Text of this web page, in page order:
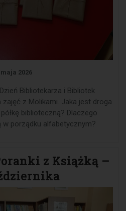
maja 2026
Bibliotekarza i Bibliotek
zajęć z Molikami. Jaka jest droga
biblioteczną? Dlaczego
w porządku alfabetycznym?
z Książką –